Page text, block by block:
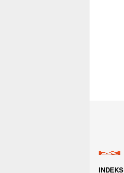
INDEKS